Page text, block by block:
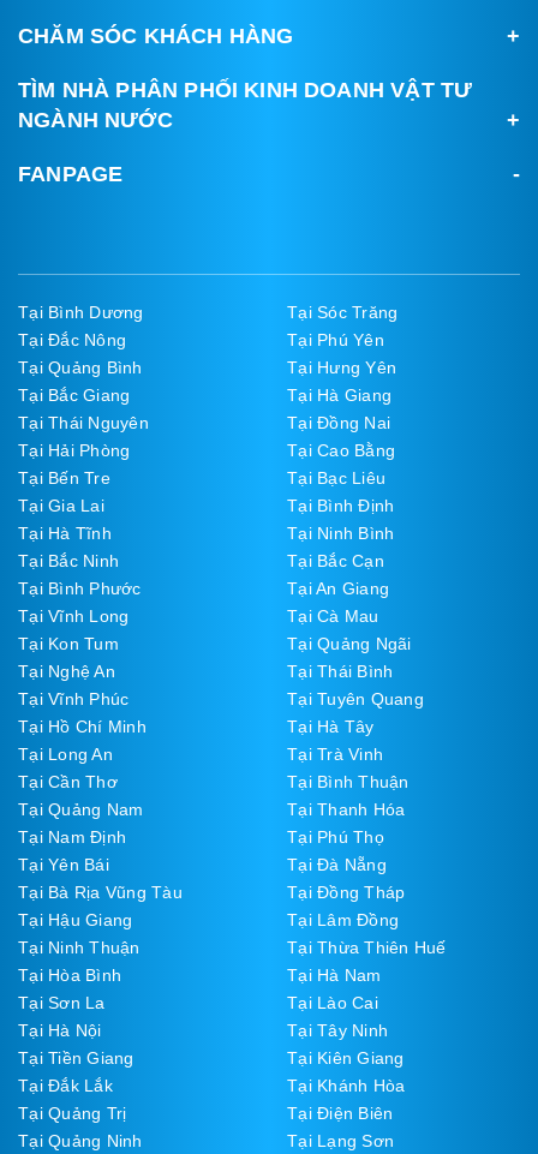
CHĂM SÓC KHÁCH HÀNG
TÌM NHÀ PHÂN PHỐI KINH DOANH VẬT TƯ
NGÀNH NƯỚC
FANPAGE
Tại Bình Dương
Tại Sóc Trăng
Tại Đắc Nông
Tại Phú Yên
Tại Quảng Bình
Tại Hưng Yên
Tại Bắc Giang
Tại Hà Giang
Tại Thái Nguyên
Tại Đồng Nai
Tại Hải Phòng
Tại Cao Bằng
Tại Bến Tre
Tại Bạc Liêu
Tại Gia Lai
Tại Bình Định
Tại Hà Tĩnh
Tại Ninh Bình
Tại Bắc Ninh
Tại Bắc Cạn
Tại Bình Phước
Tại An Giang
Tại Vĩnh Long
Tại Cà Mau
Tại Kon Tum
Tại Quảng Ngãi
Tại Nghệ An
Tại Thái Bình
Tại Vĩnh Phúc
Tại Tuyên Quang
Tại Hồ Chí Minh
Tại Hà Tây
Tại Long An
Tại Trà Vinh
Tại Cần Thơ
Tại Bình Thuận
Tại Quảng Nam
Tại Thanh Hóa
Tại Nam Định
Tại Phú Thọ
Tại Yên Bái
Tại Đà Nẵng
Tại Bà Rịa Vũng Tàu
Tại Đồng Tháp
Tại Hậu Giang
Tại Lâm Đồng
Tại Ninh Thuận
Tại Thừa Thiên Huế
Tại Hòa Bình
Tại Hà Nam
Tại Sơn La
Tại Lào Cai
Tại Hà Nội
Tại Tây Ninh
Tại Tiền Giang
Tại Kiên Giang
Tại Đắk Lắk
Tại Khánh Hòa
Tại Quảng Trị
Tại Điện Biên
Tại Quảng Ninh
Tại Lạng Sơn